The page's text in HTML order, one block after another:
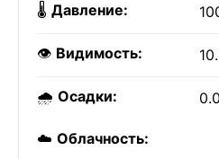
🌡️ Давление:
👁️ Видимость:
🌧️ Осадки:
☁️ Облачность: